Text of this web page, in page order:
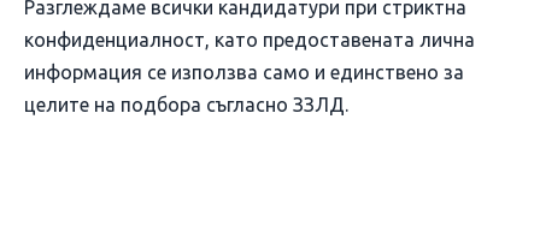
Разглеждаме всички кандидатури при стриктна
конфиденциалност, като предоставената лична
информация се използва само и единствено за
целите на подбора съгласно ЗЗЛД.